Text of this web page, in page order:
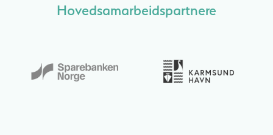
Hovedsamarbeidspartnere